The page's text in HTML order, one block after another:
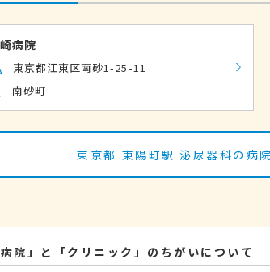
病院
東京都江東区南砂1-25-11
南砂町
東京都 東陽町駅 泌尿器科の病
病院」と「クリニック」のちがいについて